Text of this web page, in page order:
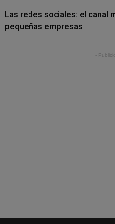
Las redes sociales: el canal
pequeñas empresas
-